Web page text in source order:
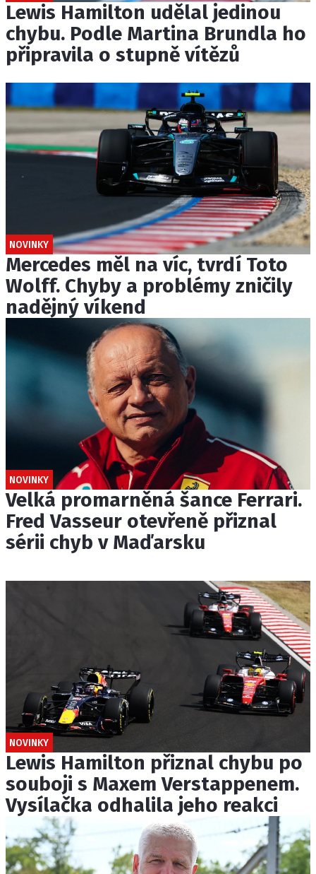
Lewis Hamilton udělal jedinou
chybu. Podle Martina Brundla ho
připravila o stupně vítězů
NOVINKY
Mercedes měl na víc, tvrdí Toto
Wolff. Chyby a problémy zničily
nadějný víkend
NOVINKY
Velká promarněná šance Ferrari.
Fred Vasseur otevřeně přiznal
sérii chyb v Maďarsku
NOVINKY
Lewis Hamilton přiznal chybu po
souboji s Maxem Verstappenem.
Vysílačka odhalila jeho reakci